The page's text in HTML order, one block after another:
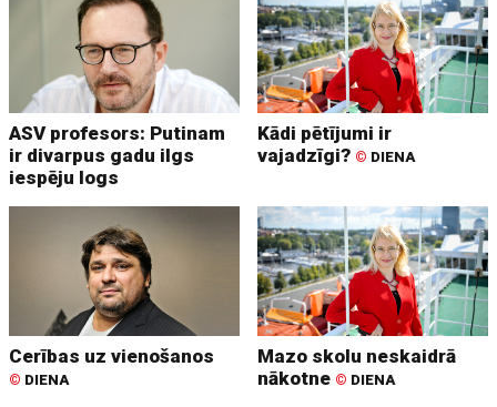
ASV profesors: Putinam
ir divarpus gadu ilgs
iespēju logs
Kādi pētījumi ir
vajadzīgi? © DIENA
Cerības uz vienošanos
© DIENA
Mazo skolu neskaidrā
nākotne © DIENA